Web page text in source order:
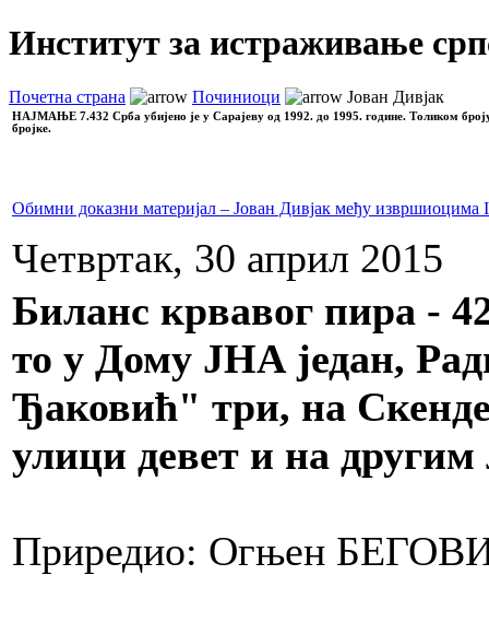
Институт за истраживање
Почетна страна Починиоци Јован Дивјак
НАЈМАЊЕ 7.432 Срба убијено је у Сарајеву од 1992. до 1995. године. Толиком
бројке.
Обимни доказни материјал – Јован Дивјак међу извршиоцима
Четвртак, 30 април 2015
Биланс крвавог пира -
то у Дому ЈНА један,
Ђаковић" три, на
улици девет и на другим
Приредио: Огњен